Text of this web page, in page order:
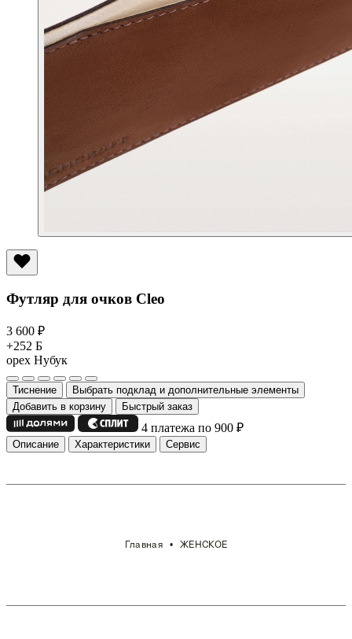
Футляр для очков Сleo
3 600 ₽
+252 Б
орех Нубук
Тиснение
Выбрать подклад и дополнительные элементы
Добавить в корзину
Быстрый заказ
4 платежа по 900 ₽
Описание Характеристики Сервис
Главная ЖЕНСКОЕ